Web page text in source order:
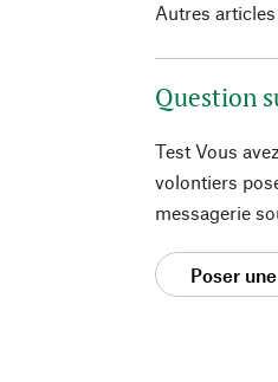
Autres
Question
Test Vous
volontiers
messagerie
Poser